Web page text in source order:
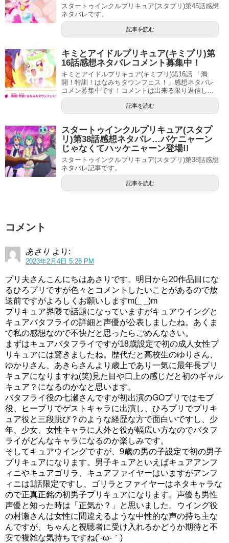
スタートゥインクルプリキュア(スタプリ)第45話感想
ネタバレです。
記事を読む
キミとアイドルプリキュア(キミプリ)第
16話感想ネタバレコメント募集中！
キミとアイドルプリキュア(キミプリ)第16話 「満
開！特訓！はなみちタウンフェス！」感想ネタバレ
コメン募集中です！コメントは出来る限り返信し...
記事を読む
スタートゥインクルプリキュア(スタプ
リ)第38話感想ネタバレ…バケニャーン
じゃなくてハッケニャーン登場!!
スタートゥインクルプリキュア(スタプリ)第38話感想
ネタバレ記事です。
記事を読む
コメント
あさり より:
2023年2月4日 5:28 PM
プリ夫さんこんにちはあさりです。明日から20作品目にな
るひろプリですが色々とコメントしたいことがあるので放
送前ですがよろしくお願いしますm(_ _)m
プリキュア界隈で話題になっていますがキュアウイングと
キュアバタフライの詳細と声優が公表しましたね。あくま
で私の感想なので不快だと思ったらごめんなさい。
まずはキュアバタフライですが18歳設定で初の成人女性プ
リキュアには驚きましたね。歴代だと高校生のゆりさん、
ゆかりさん、あきらさんより歳上であり一気に最年長プリ
キュアになりますね(笑)見た目や口上の感じだと初のギャル
キュア？になるのかなと思います。
バタフライ役の七瀬さんですが初出演のGOプリではモブ
役、ヒープリでゲストキャラに出演し、ひろプリでプリキ
ュア役と三段跳び？のような経歴な方で面白いですし、少
年、少女、女性キャラに人外と役が幅広い方なのでバタフ
ライがどんなキャラになるのか楽しみです。
そしてキュアウイングですが、9歳の男の子設定で初の男子
プリキュアになります。男子キュアといえばキュアアンフ
ィニやキュアゴリラ、キュアファイヤーはいますがアンフ
ィニは1話限定ですし、ゴリラとファイヤーはネタキャラな
ので正真正銘の初男子プリキュアになります。声優も男性
声優と知った時は「正気か？」と思いました。ウイング役
の村瀬さんは女性に間違えるような中性的な声の持ち主な
んですが、ちゃんと視聴者に受け入れるかどうか期待と不
安で複雑な気持ちですね(´-ω-｀)